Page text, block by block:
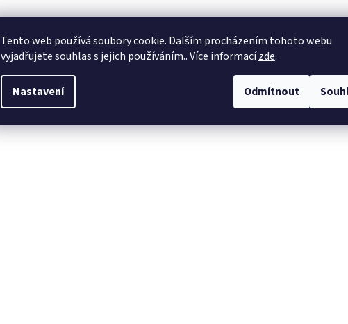
Tento web používá soubory cookie. Dalším procházením tohoto webu
vyjadřujete souhlas s jejich používáním.. Více informacízde.
Nastavení Odmítnout